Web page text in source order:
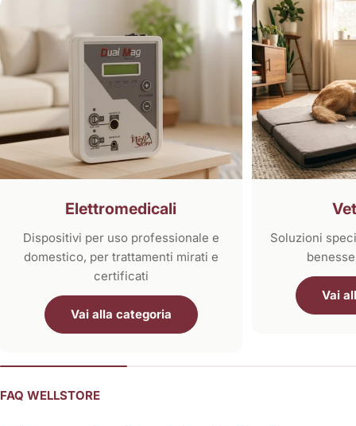
Elettromedicali
Dispositivi per uso professionale e
domestico, per trattamenti mirati e
certificati
Vai alla categoria
Soluzioni
Vai
FAQ WELLSTORE